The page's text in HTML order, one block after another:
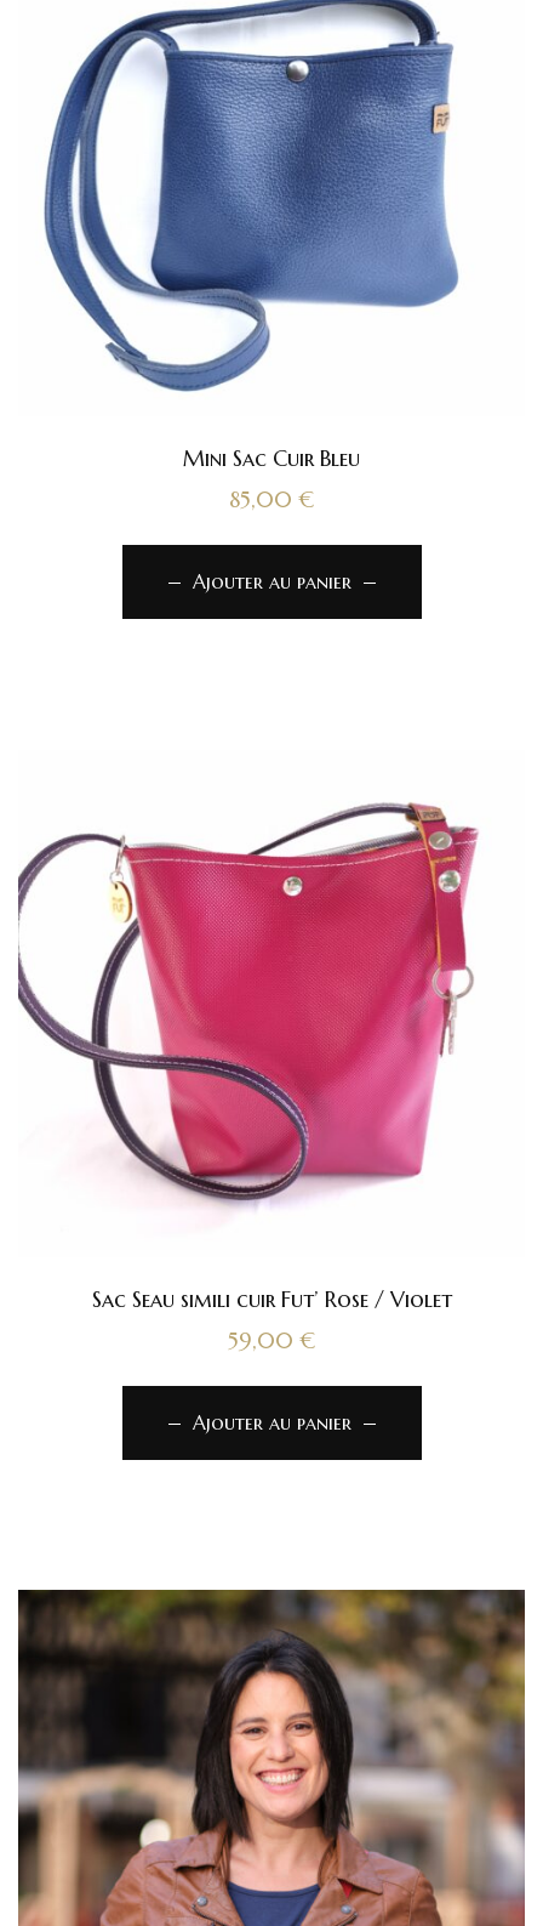
Mini Sac Cuir Bleu
85,00 €
Ajouter au panier
Sac Seau simili cuir Fut’ Rose / Violet
59,00 €
Ajouter au panier